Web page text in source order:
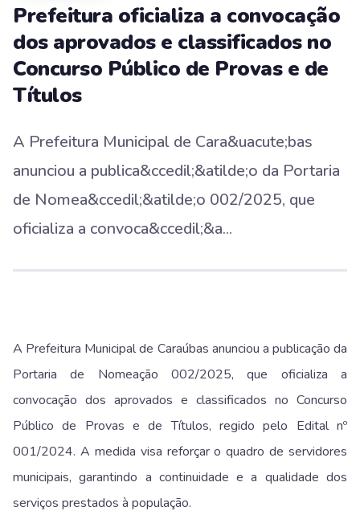
Prefeitura oficializa a convocação
dos aprovados e classificados no
Concurso Público de Provas e de
Títulos
A Prefeitura Municipal de Cara&uacute;bas
anunciou a publica&ccedil;&atilde;o da Portaria
de Nomea&ccedil;&atilde;o 002/2025, que
oficializa a convoca&ccedil;&a...
A Prefeitura Municipal de Caraúbas anunciou a publicação da
Portaria de Nomeação 002/2025, que oficializa a
convocação dos aprovados e classificados no Concurso
Público de Provas e de Títulos, regido pelo Edital nº
001/2024. A medida visa reforçar o quadro de servidores
municipais, garantindo a continuidade e a qualidade dos
serviços prestados à população.